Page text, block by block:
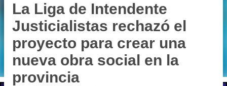
La Liga de Intendente
Justicialistas rechazó el
proyecto para crear una
nueva obra social en la
provincia